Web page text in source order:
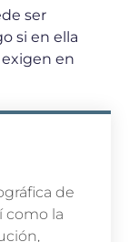
ser
si en ella
en
de
como la